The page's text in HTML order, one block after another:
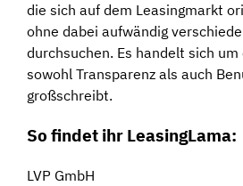
die sich auf dem Leasingmarkt
ohne dabei aufwändig
durchsuchen. Es handelt sich
sowohl Transparenz als auch
großschreibt.
So findet ihr LeasingLama:
LVP GmbH